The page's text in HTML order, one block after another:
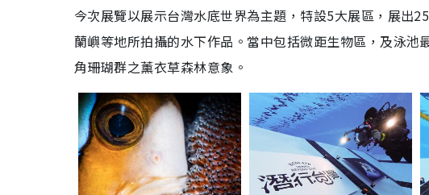
今次展覽以展示台灣水底世界為主題，特設5大展區，展出
蘭嶼等地所拍攝的水下作品。當中包括微距生物區，及泳
角珊瑚群之薰衣草森林意象。